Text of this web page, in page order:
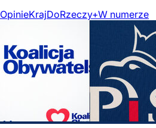
OpinieKrajDoRzeczy+W numerze